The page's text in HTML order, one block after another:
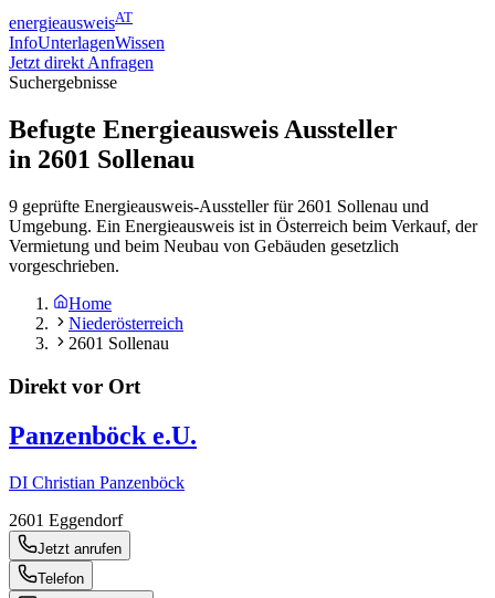
energieausweisAT
InfoUnterlagenWissen
Jetzt direkt Anfragen
Suchergebnisse
Befugte Energieausweis Aussteller
in 2601 Sollenau
9 geprüfte Energieausweis-Aussteller für 2601 Sollenau und
Umgebung. Ein Energieausweis ist in Österreich beim Verkauf, der
Vermietung und beim Neubau von Gebäuden gesetzlich
vorgeschrieben.
Home
Niederösterreich
2601 Sollenau
Direkt vor Ort
Panzenböck e.U.
DI Christian Panzenböck
2601 Eggendorf
Jetzt anrufen
Telefon